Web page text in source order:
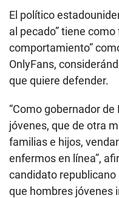
El político
al pecado” tiene
comportamiento”
OnlyFans,
que quiere defender.
“Como gobernador
jóvenes, que de otra
familias e hijos,
enfermos en línea”,
candidato republicano
que hombres jóvenes